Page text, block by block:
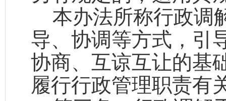
本办法所称行政调
导、协调等方式，引
协商、互谅互让的基
履行行政管理职责有